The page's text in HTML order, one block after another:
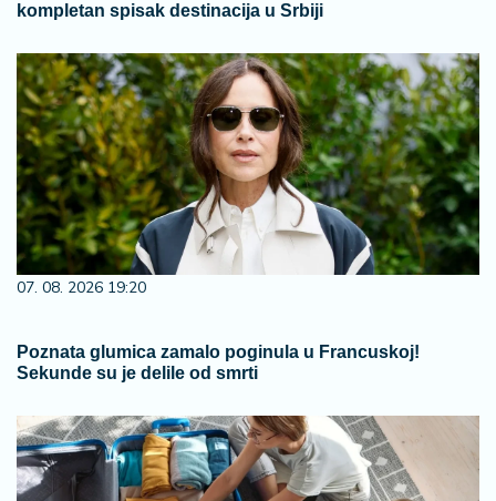
kompletan spisak destinacija u Srbiji
07. 08. 2026 19:20
Poznata glumica zamalo poginula u Francuskoj!
Sekunde su je delile od smrti